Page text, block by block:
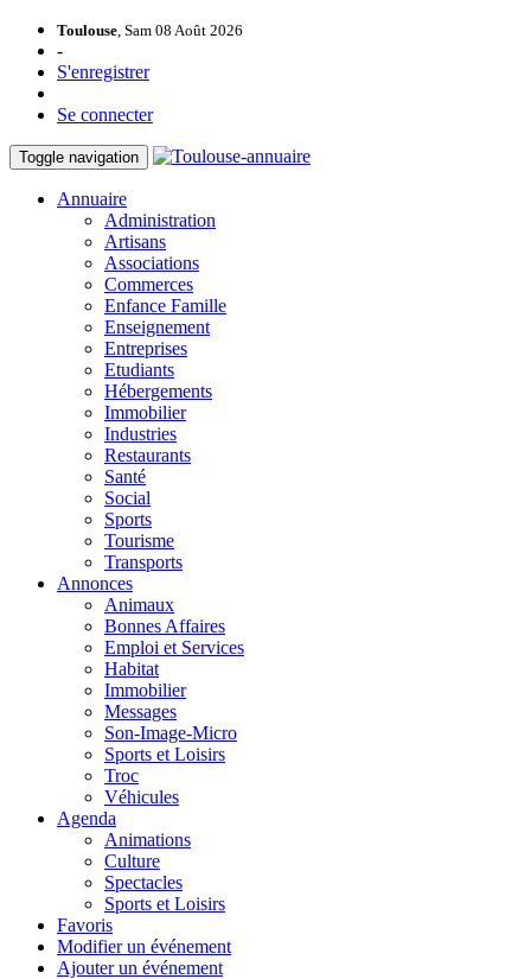
Toulouse, Sam 08 Août 2026
-
S'enregistrer
Se connecter
Toggle navigation
Annuaire
Administration
Artisans
Associations
Commerces
Enfance Famille
Enseignement
Entreprises
Etudiants
Hébergements
Immobilier
Industries
Restaurants
Santé
Social
Sports
Tourisme
Transports
Annonces
Animaux
Bonnes Affaires
Emploi et Services
Habitat
Immobilier
Messages
Son-Image-Micro
Sports et Loisirs
Troc
Véhicules
Agenda
Animations
Culture
Spectacles
Sports et Loisirs
Favoris
Modifier un événement
Ajouter un événement